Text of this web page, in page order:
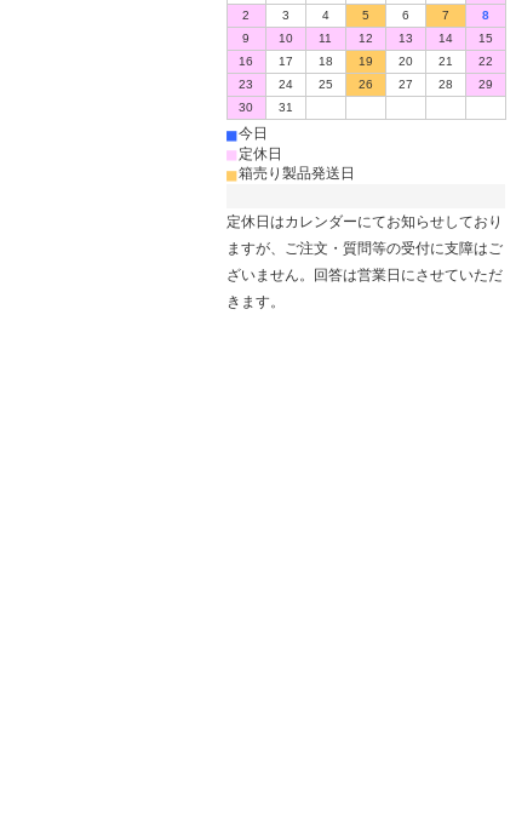
2
3 4 5 6 7
8
9
10 11 12 13 14
15
16
17 18 19 20 21
22
23
24 25 26 27 28
29
30
31
■今日
■ 定休日
■箱売り製品発送日
定休日はカレンダーにてお知らせしており
ますが、ご注文・質問等の受付に支障はご
ざいません。回答は営業日にさせていただ
きます。